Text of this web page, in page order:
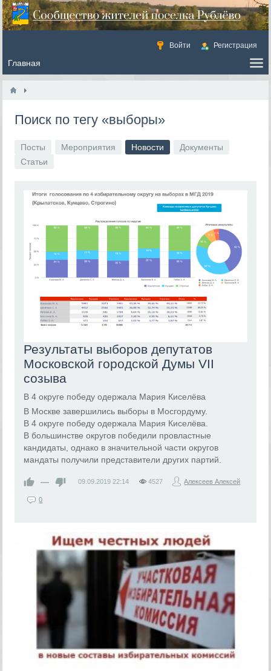
Войти Регистрация
Поиск по тегу «выборы»
Посты Мероприятия Новости
Документы
Статьи
Результаты выборов депутатов
Московской городской Думы VII
созыва
В 4 округе победу одержала Мария Киселёва
В Москве завершились выборы в Мосгордуму.
В 4 округе победу одержала Мария Киселёва.
В большинстве округов победили провластные
кандидаты, однако в значительной части округов
мандаты получили представители других партий.
— 09.09.2019 22:14 4527 Алексеев Алексей
0